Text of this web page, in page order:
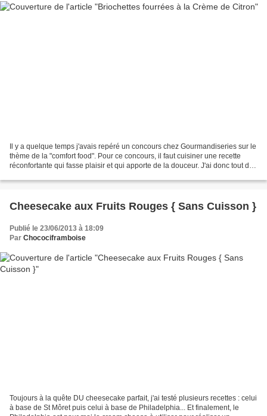
Il y a quelque temps j'avais repéré un concours chez Gourmandiseries sur le
thème de la "comfort food". Pour ce concours, il faut cuisiner une recette
réconfortante qui fasse plaisir et qui apporte de la douceur. J'ai donc tout de
Cheesecake aux Fruits Rouges { Sans Cuisson }
Publié le 23/06/2013 à 18:09
Par Chocociframboise
Toujours à la quête DU cheesecake parfait, j'ai testé plusieurs recettes : celui
à base de St Môret puis celui à base de Philadelphia... Et finalement, le